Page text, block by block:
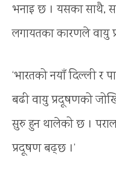
भनाइ छ । यसका साथै,
लगायतका कारणले वायु
‘भारतको नयाँ दिल्ली र
बढी वायु प्रदूषणको
सुरु हुन थालेको छ ।
प्रदूषण बढ्छ ।’